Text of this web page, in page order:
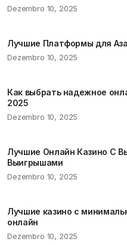
Dezembro 10, 2025
Лучшие Платформы для
Dezembro 10, 2025
Как выбрать надежное
2025
Dezembro 10, 2025
Лучшие Онлайн Казино С
Выигрышами
Dezembro 10, 2025
Лучшие казино с
онлайн
Dezembro 10, 2025